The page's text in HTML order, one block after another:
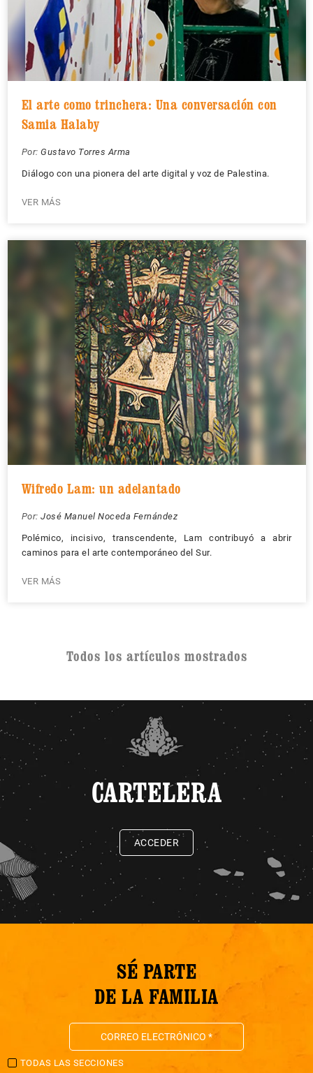
El arte como trinchera: Una conversación con
Samia Halaby
Por: Gustavo Torres Arma
Diálogo con una pionera del arte digital y voz de Palestina.
VER MÁS
Wifredo Lam: un adelantado
Por: José Manuel Noceda Fernández
Polémico, incisivo, transcendente, Lam contribuyó a abrir
caminos para el arte contemporáneo del Sur.
VER MÁS
Todos los artículos mostrados
CARTELERA
ACCEDER
SÉ PARTE
DE LA FAMILIA
TODAS LAS SECCIONES